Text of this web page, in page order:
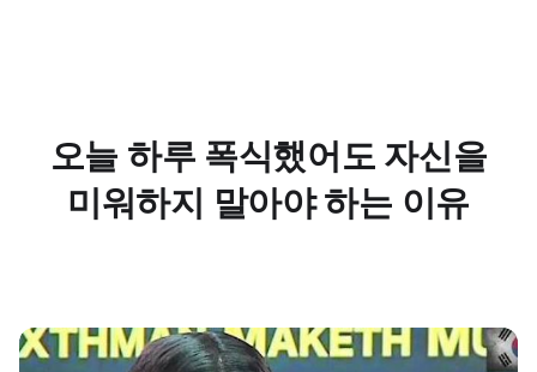
오늘 하루 폭식했어도 자신을
미워하지 말아야 하는 이유